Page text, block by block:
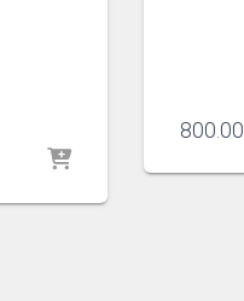
800.00